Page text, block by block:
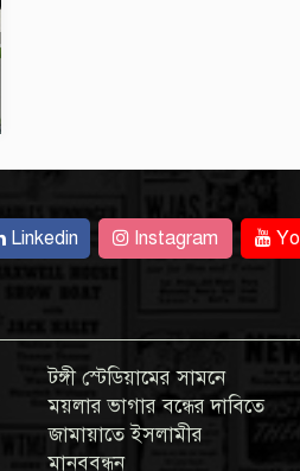
Linkedin Instagram
টঙ্গী স্টেডিয়ামের সামনে
ময়লার ভাগার বন্ধের দাবিতে
জামায়াতে ইসলামীর
মানববন্ধন